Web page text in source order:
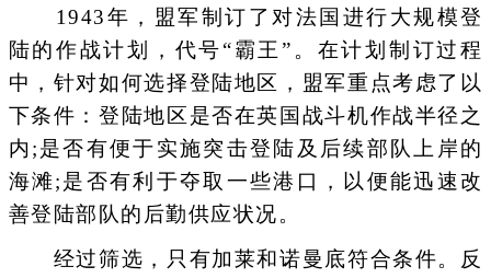
1943年，盟军制订了对法国进行大规模登
陆的作战计划，代号“霸王”。在计划制订过程
中，针对如何选择登陆地区，盟军重点考虑了以
下条件：登陆地区是否在英国战斗机作战半径之
内;是否有便于实施突击登陆及后续部队上岸的
海滩;是否有利于夺取一些港口，以便能迅速改
善登陆部队的后勤供应状况。
经过筛选，只有加莱和诺曼底符合条件。反